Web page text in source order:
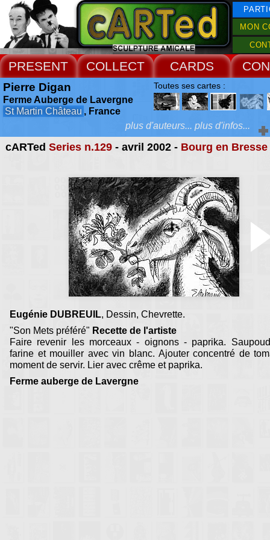
MON
PRESENT COLLECT CARDS
cARTed Series n.129- avril 2002 - Bourg en Bresse
Eugénie DUBREUIL, Dessin, Chevrette.
"Son Mets préféré" Recette de l'artiste
Faire revenir les morceaux - oignons - paprika.
farine et mouiller avec vin blanc. Ajouter concentré de
moment de servir. Lier avec crême et paprika.
Ferme auberge de Lavergne
Pierre Digan
Ferme Auberge de Lavergne
St Martin Château , France
Toutes ses cartes :
Extras :
Eugénie Dubreuil
, France
Toutes ses cartes :
plus d'auteurs... plus d'infos...